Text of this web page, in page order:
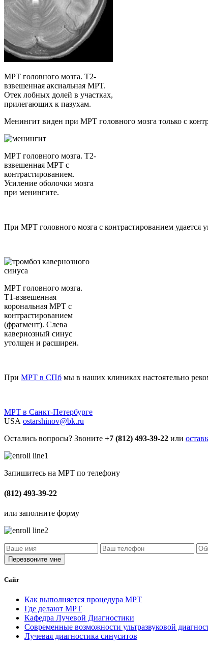
МРТ головного мозга. Т2-
взвешенная аксиальная МРТ.
Отек лобных долей в участках,
прилегающих к пазухам.
Менингит виден при МРТ головного мозга только с
МРТ головного мозга. Т2-
взвешенная МРТ с
контрастированием.
Усиление оболочки мозга
при менингите.
При МРТ головного мозга с контрастированием
МРТ головного мозга.
Т1-взвешенная
корональная МРТ с
контрастированием
(фрагмент). Слева
кавернозный синус
утолщен и расширен.
При МРТ в СПб мы в наших клиниках настоятельно
МРТ в Санкт-Петербурге
USA ostarshinov@bk.ru
Остались вопросы? Звоните +7 (812) 493-39-22 или
Запишитесь на МРТ по телефону
(812) 493-39-22
или заполните форму
Сайт
Как выполняется процедура МРТ
Где делают МРТ
Кафедра Лучевой Диагностики
Современные возможности ультразвуковой
Лучевая диагностика синуситов